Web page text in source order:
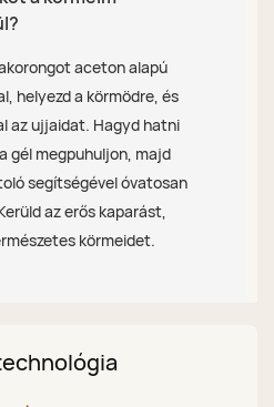
aceton alapú
helyezd a körmödre, és
az ujjaidat. Hagyd hatni
gél megpuhuljon, majd
segítségével óvatosan
az erős kaparást,
körmeidet.